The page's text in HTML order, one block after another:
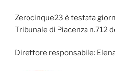
Zerocinque23 è testata
Tribunale di Piacenza n.712
Direttore responsabile: